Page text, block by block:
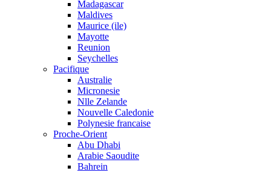
Madagascar
Maldives
Maurice (ile)
Mayotte
Reunion
Seychelles
Pacifique
Australie
Micronesie
Nlle Zelande
Nouvelle Caledonie
Polynesie francaise
Proche-Orient
Abu Dhabi
Arabie Saoudite
Bahrein